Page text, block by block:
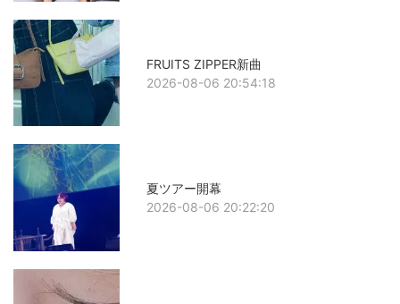
FRUITS ZIPPER新曲
2026-08-06 20:54:18
夏ツアー開幕
2026-08-06 20:22:20